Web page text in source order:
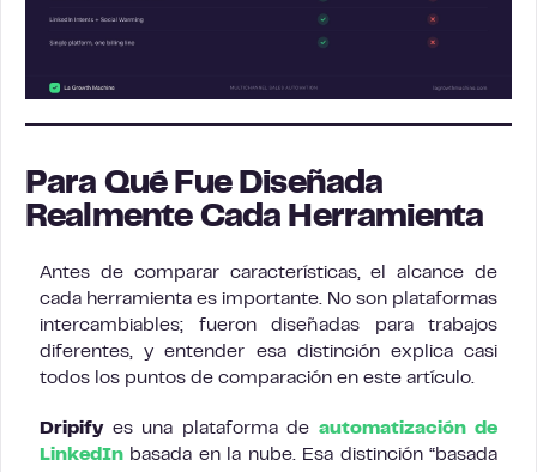
Para Qué Fue Diseñada
Realmente Cada Herramienta
Antes de comparar características, el alcance de
cada herramienta es importante. No son plataformas
intercambiables; fueron diseñadas para trabajos
diferentes, y entender esa distinción explica casi
todos los puntos de comparación en este artículo.
Dripifyes una plataforma de automatización de
LinkedIn basada en la nube. Esa distinción “basada